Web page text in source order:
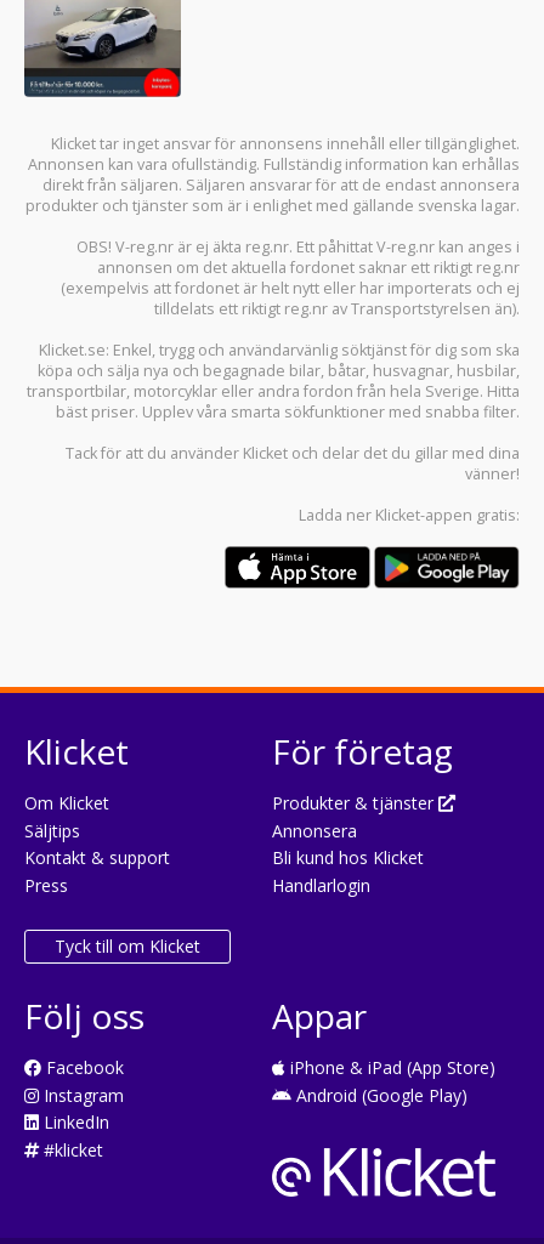
Klicket tar inget ansvar för annonsens innehåll eller tillgänglighet.
Annonsen kan vara ofullständig. Fullständig information kan erhållas
direkt från säljaren. Säljaren ansvarar för att de endast annonsera
produkter och tjänster som är i enlighet med gällande svenska lagar.
OBS! V-reg.nr är ej äkta reg.nr. Ett påhittat V-reg.nr kan anges i
annonsen om det aktuella fordonet saknar ett riktigt reg.nr
(exempelvis att fordonet är helt nytt eller har importerats och ej
tilldelats ett riktigt reg.nr av Transportstyrelsen än).
Klicket.se: Enkel, trygg och användarvänlig söktjänst för dig som ska
köpa och sälja nya och begagnade bilar, båtar, husvagnar, husbilar,
transportbilar, motorcyklar eller andra fordon från hela Sverige. Hitta
bäst priser. Upplev våra smarta sökfunktioner med snabba filter.
Tack för att du använder Klicket och delar det du gillar med dina
vänner!
Ladda ner Klicket-appen gratis:
Klicket
Om Klicket
Säljtips
Kontakt & support
Press
Tyck till om Klicket
För företag
Produkter & tjänster
Annonsera
Bli kund hos Klicket
Handlarlogin
Följ oss
Facebook
Instagram
LinkedIn
#klicket
Appar
iPhone & iPad (App Store)
Android (Google Play)